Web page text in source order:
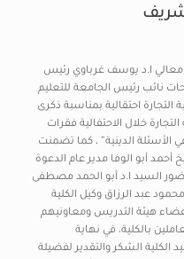
معالي ا.د يوسف غرباوي رئيس
نائب رئيس الجامعة للتعليم
احتقالية بمناسبة ذكرى
خلال الاحتفالية فقرات
الدينية” ، كما تضمنت
أحمد أبو الوفا مدير عام الدعوة
السيد ا.د أبو الحمد مصطفى
عبد الرزاق وكيل الكلية
هيئة التدريس ومعاونيهم
بالكلية، في نهاية
الكلية الشكر والتقدير لفضيلة